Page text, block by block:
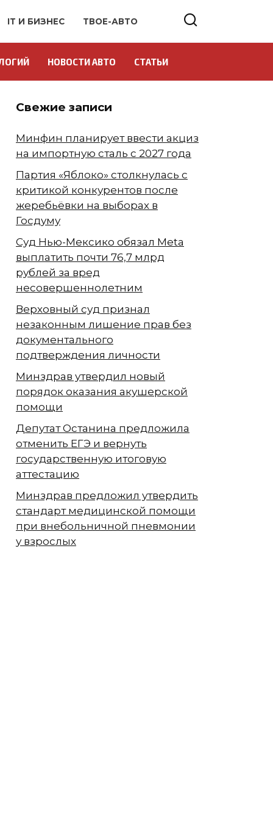
IT И БИЗНЕС ТВОЕ-АВТО
НОВОСТИ АВТО СТАТЬИ
Свежие записи
Минфин планирует ввести акциз
на импортную сталь с 2027 года
Партия «Яблоко» столкнулась с
критикой конкурентов после
жеребьёвки на выборах в
Госдуму
Суд Нью-Мексико обязал Meta
выплатить почти 76,7 млрд
рублей за вред
несовершеннолетним
Верховный суд признал
незаконным лишение прав без
документального
подтверждения личности
Минздрав утвердил новый
порядок оказания акушерской
помощи
Депутат Останина предложила
отменить ЕГЭ и вернуть
государственную итоговую
аттестацию
Минздрав предложил утвердить
стандарт медицинской помощи
при внебольничной пневмонии
у взрослых